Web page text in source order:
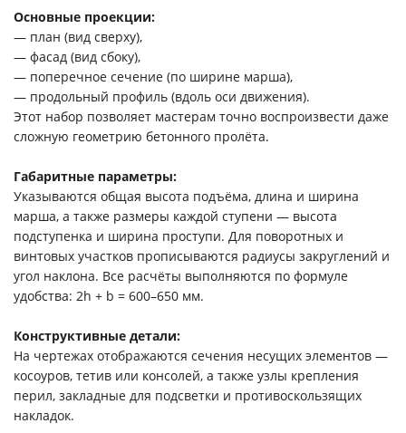
Основные проекции:
— план (вид сверху),
— фасад (вид сбоку),
— поперечное сечение (по ширине марша),
— продольный профиль (вдоль оси движения).
Этот набор позволяет мастерам точно воспроизвести даже
сложную геометрию бетонного пролёта.
Габаритные параметры:
Указываются общая высота подъёма, длина и ширина
марша, а также размеры каждой ступени — высота
подступенка и ширина проступи. Для поворотных и
винтовых участков прописываются радиусы закруглений и
угол наклона. Все расчёты выполняются по формуле
удобства: 2h + b = 600–650 мм.
Конструктивные детали:
На чертежах отображаются сечения несущих элементов —
косоуров, тетив или консолей, а также узлы крепления
перил, закладные для подсветки и противоскользящих
накладок.